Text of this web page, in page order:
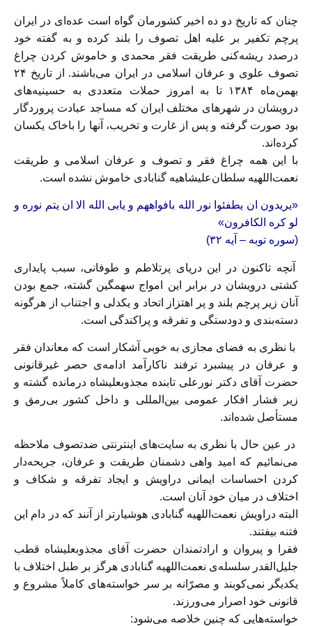
چنان که تاریخ دو ده اخیر کشورمان گواه است عده‌ای در ایران
پرچم تکفیر بر علیه اهل تصوف را بلند کرده و به گفته خود
درصدد ریشه‌کنی طریقت فقر محمدی و خاموش کردن چراغ
تصوف علوی و عرفان اسلامی در ایران می‌باشند. از تاریخ ۲۴
بهمن‌ماه ۱٣۸۴ تا به امروز حملات متعددی به حسینیه‌های
درویشان در شهرهای مختلف ایران که مساجد عبادت پروردگار
بود صورت گرفته و پس از غارت و تخریب، آنها را باخاک یکسان
کرده‌اند.
با این همه چراغ فقر و تصوف و عرفان اسلامی و طریقت
نعمت‌اللهیه سلطان‌علیشاهیه گنابادی خاموش نشده است.
«یریدون ان یطفئوا نور الله بافواههم و یابی الله الا ان یتم نوره و
لو کره الکافرون»
(سوره توبه – آیه ٣۲)
آنچه تاکنون در این دریای پرتلاطم و طوفانی، سبب پایداری
کشتی درویشان در برابر این امواج سهمگین گشته، جمع بودن
آنان زیر پرچم بلند و پر اهتزاز اتحاد و یکدلی و اجتناب از هرگونه
دسته‌بندی و دودستگی و تفرقه و پراکندگی است.
با نظری به فضای مجازی به خوبی آشکار است که معاندان فقر
و عرفان در پیشبرد ترفند ناکارآمد ادامه‌ی حصر غیرقانونی
حضرت آقای دکتر نورعلی تابنده مجذوبعلیشاه درمانده گشته و
زیر فشار افکار عمومی بین‌المللی و داخل کشور بی‌رمق و
مستأصل شده‌اند.
در عین حال با نظری به سایت‌های اینترنتی ضدتصوف ملاحظه
می‌نمائیم که امید واهی دشمنان طریقت و عرفان، جریحه‌دار
کردن احساسات ایمانی دراویش و ایجاد تفرقه و شکاف و
اختلاف در میان خود آنان است.
البته دراویش نعمت‌اللهیه گنابادی هوشیارتر از آنند که در دام این
فتنه بیفتند.
فقرا و پیروان و ارادتمندان حضرت آقای مجذوبعلیشاه قطب
جلیل‌القدر سلسله‌ی نعمت‌اللهیه گنابادی هرگز بر طبل اختلاف با
یکدیگر نمی‌کوبند و مصرّانه بر سر خواسته‌های کاملاً مشروع و
قانونی خود اصرار می‌ورزند.
خواسته‌هایی که چنین خلاصه می‌شود: